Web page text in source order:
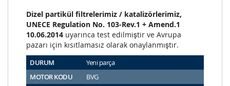
Dizel partikül filtrelerimiz / katalizörlerimiz,
UNECE Regulation No. 103-Rev.1 + Amend.1
10.06.2014 uyarınca test edilmiştir ve Avrupa
pazarı için kısıtlamasız olarak onaylanmıştır.
DURUM
Yeni parça
MOTOR KODU
BVG